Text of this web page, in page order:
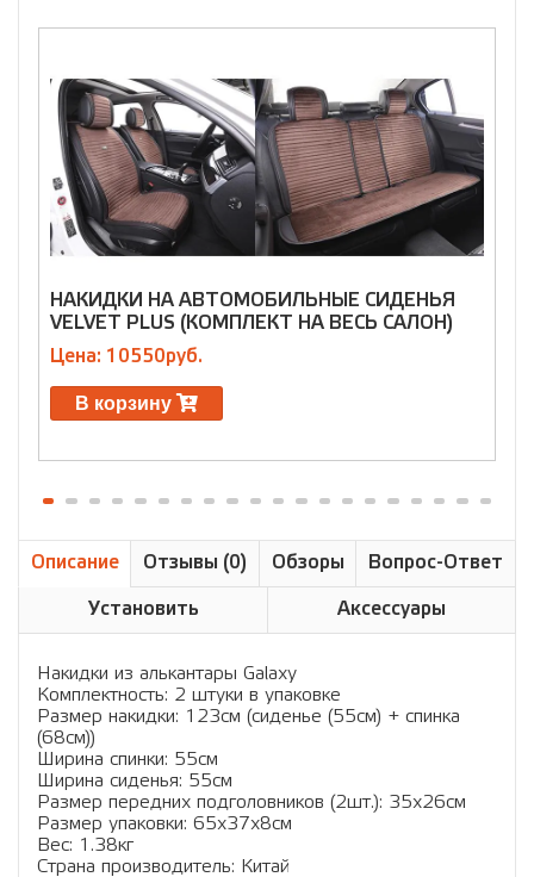
НАКИДКИ НА АВТОМОБИЛЬНЫЕ СИДЕНЬЯ
VELVET PLUS (КОМПЛЕКТ НА ВЕСЬ САЛОН)
Цена: 10550руб.
В корзину
Описание Отзывы (0) Обзоры Вопрос-Ответ
Установить Аксессуары
Накидки из алькантары Galaxy
Комплектность: 2 штуки в упаковке
Размер накидки: 123см (сиденье (55см) + спинка
(68см))
Ширина спинки: 55см
Ширина сиденья: 55см
Размер передних подголовников (2шт.): 35х26см
Размер упаковки: 65x37x8см
Вес: 1.38кг
Страна производитель: Китай